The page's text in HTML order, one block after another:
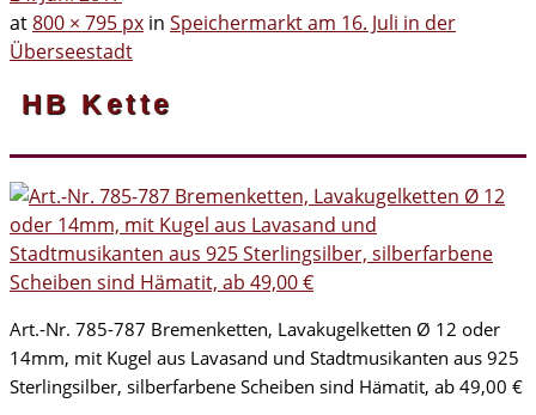
at800 × 795 px in Speichermarkt am 16. Juli in der
Überseestadt
HB Kette
Art.-Nr. 785-787 Bremenketten, Lavakugelketten Ø 12 oder
14mm, mit Kugel aus Lavasand und Stadtmusikanten aus 925
Sterlingsilber, silberfarbene Scheiben sind Hämatit, ab 49,00 €